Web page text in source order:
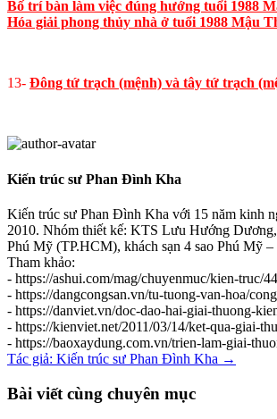
Bố trí bàn làm việc đúng hướng tuổi 1988
Hóa giải phong thủy nhà ở tuổi 1988 Mậu
13- Đông tứ trạch (mệnh) và tây tứ trạch
Kiến trúc sư Phan Đình Kha
Kiến trúc sư Phan Đình Kha với 15 năm kinh
2010. Nhóm thiết kế: KTS Lưu Hướng
Phú Mỹ (TP.HCM), khách sạn 4 sao Phú Mỹ
Tham khảo:
- https://ashui.com/mag/chuyenmuc/kien-truc/
- https://dangcongsan.vn/tu-tuong-van-hoa/
- https://danviet.vn/doc-dao-hai-giai-thuong-
- https://kienviet.net/2011/03/14/ket-qua-giai-
- https://baoxaydung.com.vn/trien-lam-giai-
Tác giả: Kiến trúc sư Phan Đình Kha →
Bài viết cùng chuyên mục